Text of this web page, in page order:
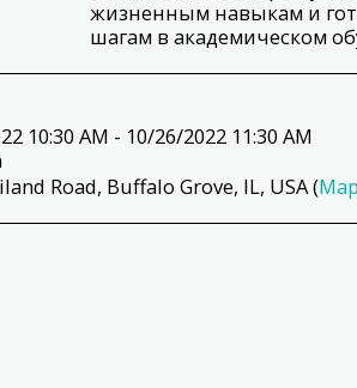
жизненным навыкам и
шагам в академическом
10:30 AM - 10/26/2022 11:30 AM
Road, Buffalo Grove, IL, USA (Map